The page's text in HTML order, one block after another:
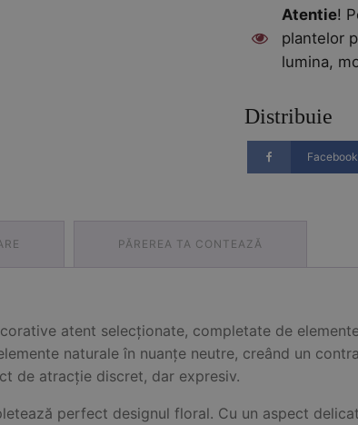
Atentie!
plantelor
lumina,
Distribuie
Facebook
PĂREREA TA CONTEAZĂ
atent selecționate, completate de
naturale în nuanțe neutre, creând un
de atracție discret, dar expresiv.
perfect designul floral. Cu un aspect